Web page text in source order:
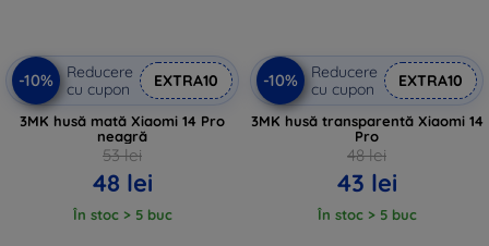
-10%
Reducere
cu cupon
EXTRA10
3MK husă mată Xiaomi 14 Pro
neagră
53 lei
48 lei
În stoc > 5 buc
-10%
Reducere
cu cupon
EXTRA10
3MK husă transparentă Xiaomi 14
Pro
48 lei
43 lei
În stoc > 5 buc